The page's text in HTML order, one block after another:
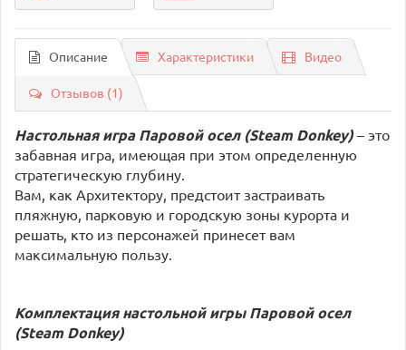
Описание Характеристики Видео
Отзывов (1)
Настольная игра Паровой осел (Steam Donkey)– это
забавная игра, имеющая при этом определенную
стратегическую глубину.
Вам, как Архитектору, предстоит застраивать
пляжную, парковую и городскую зоны курорта и
решать, кто из персонажей принесет вам
максимальную пользу.
Комплектация настольной игры Паровой осел
(Steam Donkey)